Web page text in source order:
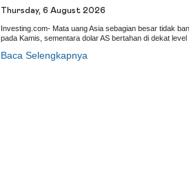
Thursday, 6 August 2026
Investing.com- Mata uang Asia sebagian besar tidak
pada Kamis, sementara dolar AS bertahan di dekat level
Baca Selengkapnya